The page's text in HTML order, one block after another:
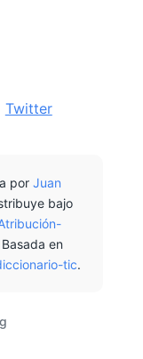
Twitter
por Juan
bajo
en
tic.